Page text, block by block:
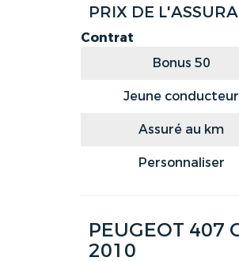
PRIX DE
Contrat
Bonus 50
Jeune conducteur
Assuré au km
Personnaliser
PEUGEOT 407
2010